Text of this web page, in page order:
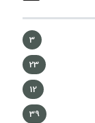
3
23
12
39